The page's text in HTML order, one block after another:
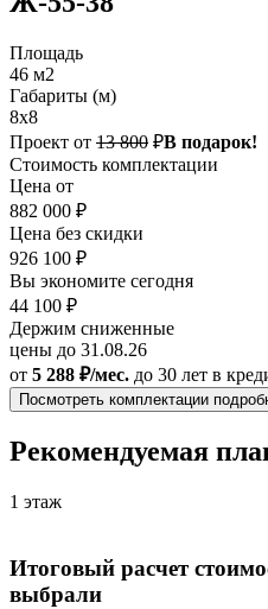
Площадь
46 м2
Габариты (м)
8x8
Проект от 13 800 ₽В подарок!
Стоимость комплектации
Цена от
882 000 ₽
Цена без скидки
926 100 ₽
Вы экономите сегодня
44 100 ₽
Держим сниженные
цены до 31.08.26
от 5 288 ₽/мес. до 30 лет в
Посмотреть комплектации
Рекомендуемая
1 этаж
Итоговый расчет
выбрали